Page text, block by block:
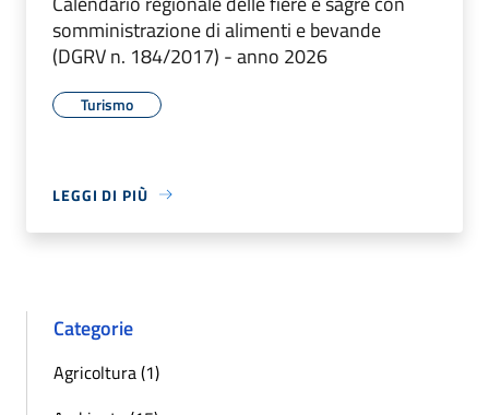
somministrazione di alimenti e bevande
(DGRV n. 184/2017) - anno 2026
Turismo
LEGGI DI PIÙ
Categorie
Agricoltura (1)